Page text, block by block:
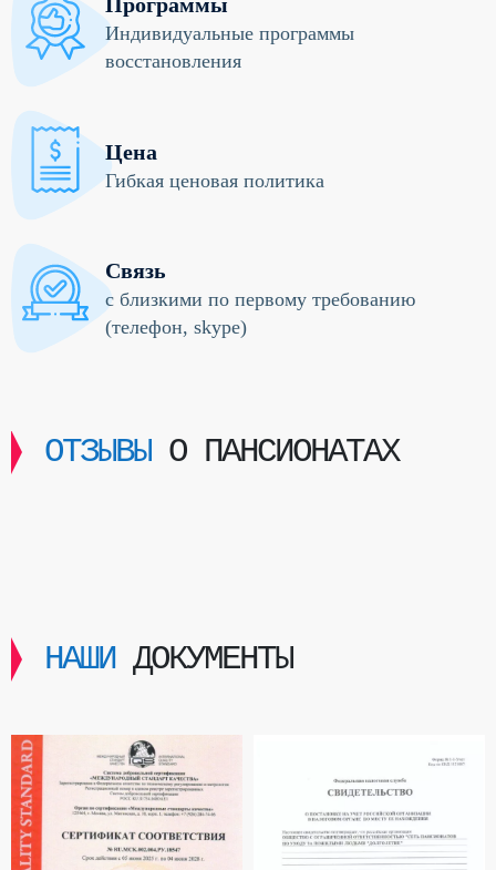
Индивидуальные программы
восстановления
Цена
Гибкая ценовая политика
Связь
с близкими по первому требованию
(телефон, skype)
ОТЗЫВЫО ПАНСИОНАТАХ
НАШИДОКУМЕНТЫ